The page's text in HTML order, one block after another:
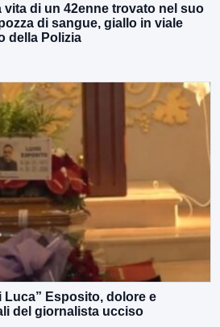
vita di un 42enne trovato nel suo
di sangue, giallo in viale
della Polizia
Luca” Esposito, dolore e
del giornalista ucciso